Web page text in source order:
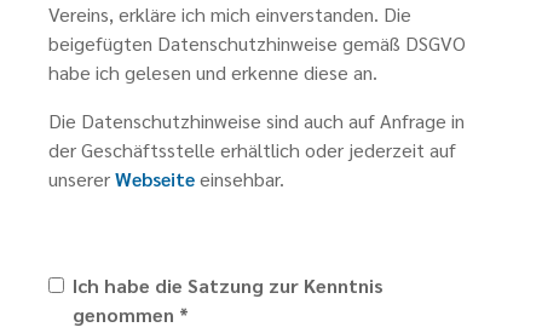
Vereins, erkläre ich mich einverstanden. Die
beigefügten Datenschutzhinweise gemäß DSGVO
habe ich gelesen und erkenne diese an.
Die Datenschutzhinweise sind auch auf Anfrage in
der Geschäftsstelle erhältlich oder jederzeit auf
unsererWebseiteeinsehbar.
Ich habe die Satzung zur Kenntnis
genommen *